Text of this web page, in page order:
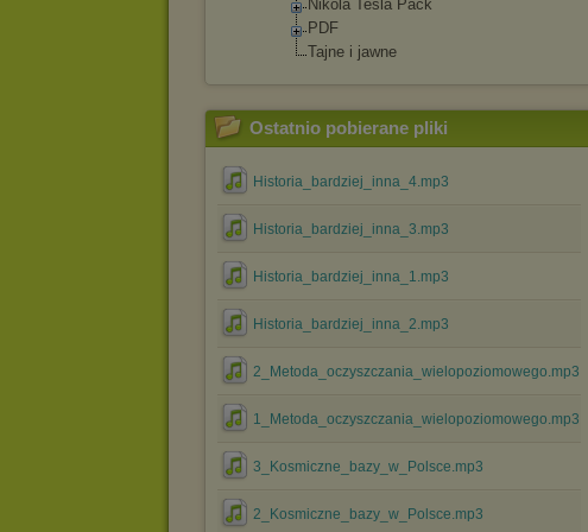
Nikola Tesla Pack
PDF
Tajne i jawne
Ostatnio pobierane pliki
Historia_bardziej_inna_4.mp3
Historia_bardziej_inna_3.mp3
Historia_bardziej_inna_1.mp3
Historia_bardziej_inna_2.mp3
2_Metoda_oczyszczania_wielopoziomowego.mp3
1_Metoda_oczyszczania_wielopoziomowego.mp3
3_Kosmiczne_bazy_w_Polsce.mp3
2_Kosmiczne_bazy_w_Polsce.mp3